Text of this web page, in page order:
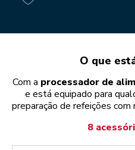
O que
Com a processador de
e está equipado para
preparação de refeições
8